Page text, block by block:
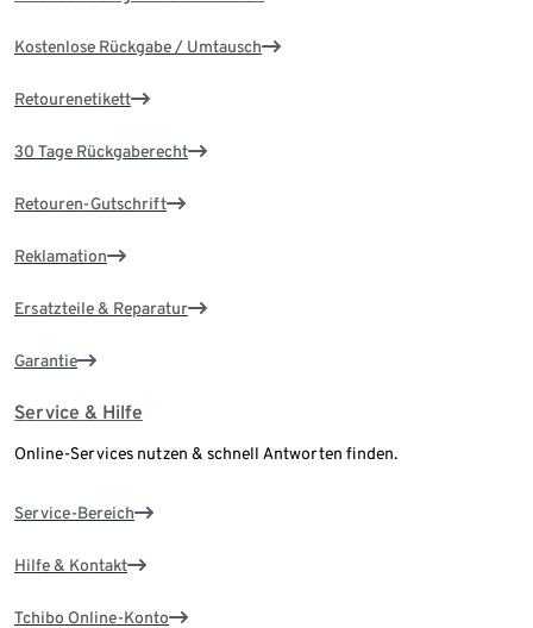
Kostenlose Rückgabe / Umtausch
Retourenetikett
30 Tage Rückgaberecht
Retouren-Gutschrift
Reklamation
Ersatzteile & Reparatur
Garantie
Service & Hilfe
Online-Services nutzen & schnell Antworten finden.
Service-Bereich
Hilfe & Kontakt
Tchibo Online-Konto